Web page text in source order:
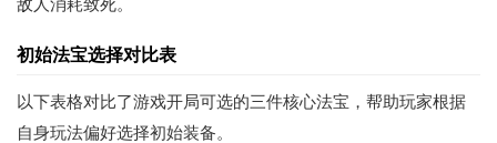
敌人消耗致死。
初始法宝选择对比表
以下表格对比了游戏开局可选的三件核心法宝，帮助玩家根据
自身玩法偏好选择初始装备。